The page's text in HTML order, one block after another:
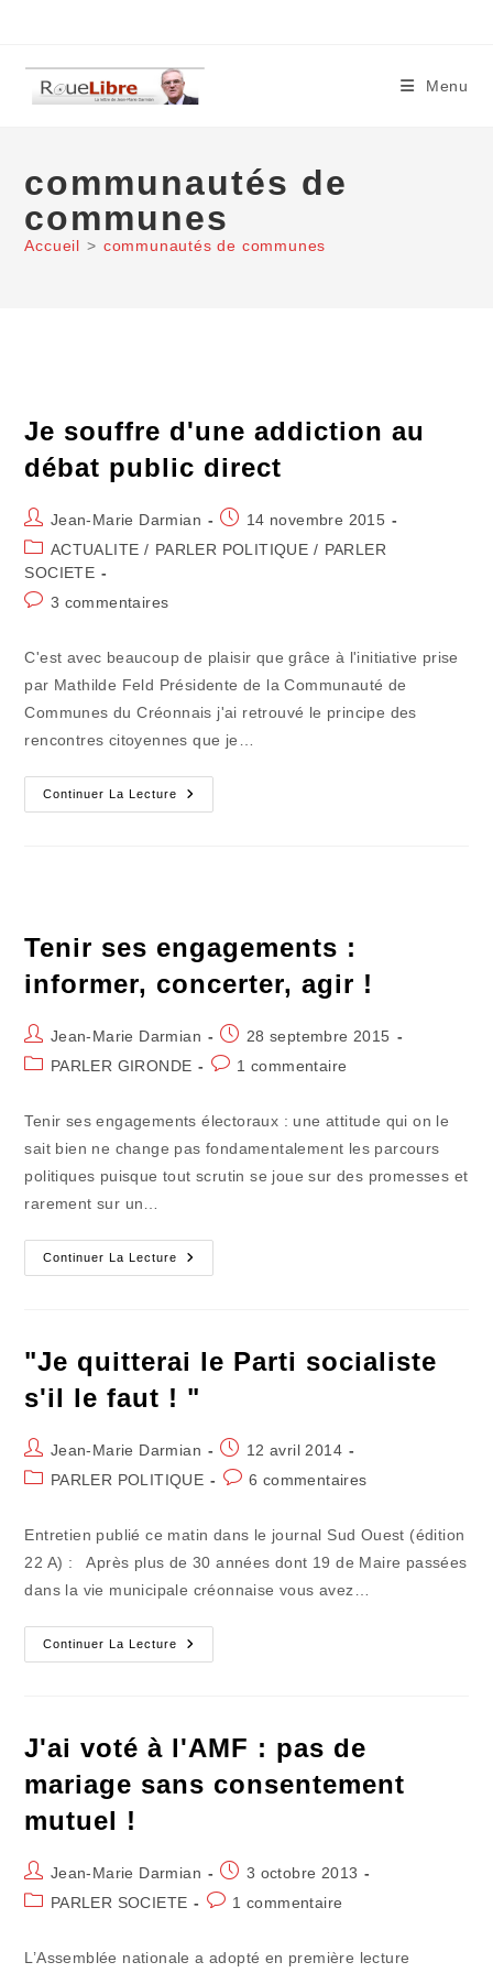
content
Menu
communautés de
communes
Accueil > communautés de communes
Je souffre d'une addiction au
débat public direct
Auteur/autrice
de
la
Jean-Marie Darmian
Publication
publiée :
14 novembre 2015
Post
category:
ACTUALITE / PARLER POLITIQUE / PARLER
SOCIETE
Commentaires
3 commentaires
C'est avec beaucoup de plaisir que grâce à l'initiative prise
par Mathilde Feld Présidente de la Communauté de
Communes du Créonnais j'ai retrouvé le principe des
rencontres citoyennes que je…
Continuer La Lecture
Je
Souffre
Tenir ses engagements :
informer, concerter, agir !
Auteur/autrice
de
Jean-Marie Darmian
Publication
publiée :
28 septembre 2015
PostPARLER GIRONDE
Commentaires
1 commentaire
Tenir ses engagements électoraux : une attitude qui on le
sait bien ne change pas fondamentalement les parcours
politiques puisque tout scrutin se joue sur des promesses et
rarement sur un…
Continuer La Lecture
Tenir
Ses
Agir
!
"Je quitterai le Parti socialiste
s'il le faut ! "
Auteur/autrice
de
Jean-Marie Darmian
Publication
publiée :
12 avril 2014
PostPARLER POLITIQUE
Commentaires
publication :
6 commentaires
Entretien publié ce matin dans le journal Sud Ouest (édition
22 A) : Après plus de 30 années dont 19 de Maire passées
dans la vie municipale créonnaise vous avez…
Continuer La Lecture
"Je
Quitterai
Le
Faut
"
J'ai voté à l'AMF : pas de
mariage sans consentement
mutuel !
Auteur/autrice
de
Jean-Marie Darmian
Publication
publiée :
3 octobre 2013
PostPARLER SOCIETE
Commentaires
1 commentaire
L’Assemblée nationale a adopté en première lecture